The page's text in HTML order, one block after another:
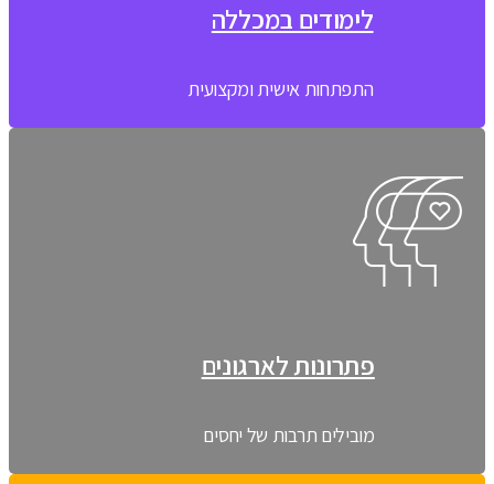
לימודים במכללה
התפתחות אישית ומקצועית
פתרונות לארגונים
מובילים תרבות של יחסים